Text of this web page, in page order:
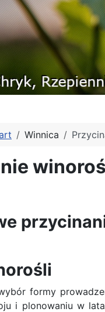
Winnica
formy
i plonowaniu w